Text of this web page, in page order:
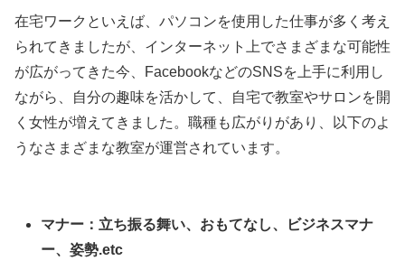
在宅ワークといえば、パソコンを使用した仕事が多く考え
られてきましたが、インターネット上でさまざまな可能性
が広がってきた今、FacebookなどのSNSを上手に利用し
ながら、自分の趣味を活かして、自宅で教室やサロンを開
く女性が増えてきました。職種も広がりがあり、以下のよ
うなさまざまな教室が運営されています。
マナー：立ち振る舞い、おもてなし、ビジネスマナ
ー、姿勢.etc